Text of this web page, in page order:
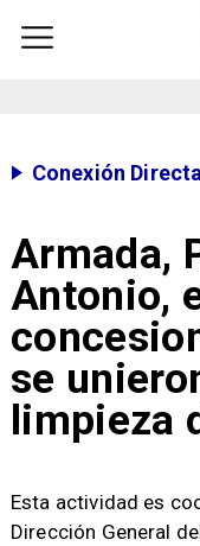
Conexión Directa
Armada,
Antonio,
se
limpieza
​Esta actividad es
Dirección General